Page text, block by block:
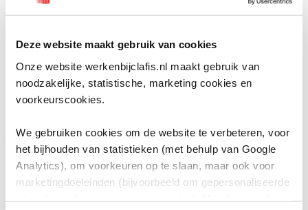
Deze website maakt gebruik van cookies
Onze website werkenbijclafis.nl maakt gebruik van
noodzakelijke, statistische, marketing cookies en
voorkeurscookies.
We gebruiken cookies om de website te verbeteren, voor
het bijhouden van statistieken (met behulp van Google
Analytics), om voorkeuren op te slaan, maar ook voor
marketingdoeleinden (bijvoorbeeld om gepersonaliseerde
BEKIJK VACATURE
EPC projectmanager
BEKIJK VACATURE
Groningen
+1
Array
Thuiswerken mogelijk
5300 - 7500 p/mnd
BEKIJK VACATURE
Bestekschrijver Infra